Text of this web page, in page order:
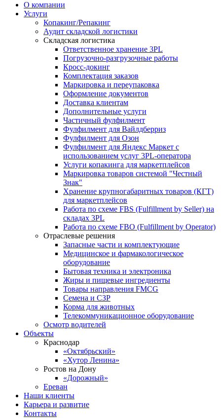
О компании
Услуги
Копакинг/Репакинг
Аудит складской логистики
Складская логистика
Ответственное хранение 3PL
Погрузочно-разгрузочные работы
Кросс-докинг
Комплектация заказов
Маркировка и переупаковка
Оформление документов
Доставка клиентам
Дополнительные услуги
Частичный фулфилмент
Фулфилмент для Вайлдберриз
Фулфилмент для Озон
Фулфилмент для Яндекс Маркет с
использованием услуг 3PL-оператора
Услуги копакинга для маркетплейсов
Маркировка товаров системой "Честный
Знак"
Хранение крупногабаритных товаров (КГТ)
для маркетплейсов
Работа по схеме FBS (Fulfillment by Seller) на
складах 3PL
Работа по схеме FBO (Fulfillment by Operator)
Отраслевые решения
Запасные части и комплектующие
Медицинское и фармакологическое
оборудование
Бытовая техника и электроника
Жиры и пищевые ингредиенты
Товары направления FMCG
Семена и СЗР
Корма для животных
Телекоммуникационное оборудование
Осмотр водителей
Объекты
Краснодар
«Октябрьский»
«Хутор Ленина»
Ростов на Дону
«Дорожный»
Ереван
Наши клиенты
Карьера и развитие
Контакты